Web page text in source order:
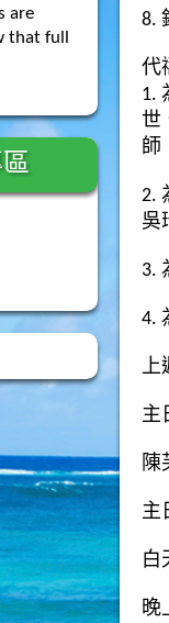
8.
代
1.
世
師
2.
吳
3.
4.
上
主
陳
主
白
晚
are
that full
區